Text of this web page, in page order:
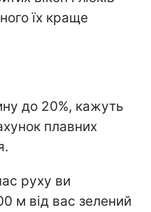
їх краще
до 20%, кажуть
плавних
руху ви
м від вас зелений